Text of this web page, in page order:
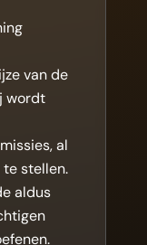
van de
wordt
al
stellen.
aldus